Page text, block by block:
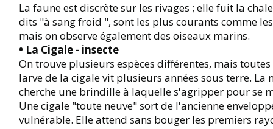
La faune est discrète sur les rivages ; elle fuit la
dits "à sang froid ", sont les plus courants comme
mais on observe également des oiseaux marins.
• La Cigale - insecte
On trouve plusieurs espèces différentes, mais
larve de la cigale vit plusieurs années sous terre.
cherche une brindille à laquelle s'agripper pour se
Une cigale "toute neuve" sort de l'ancienne
vulnérable. Elle attend sans bouger les premiers